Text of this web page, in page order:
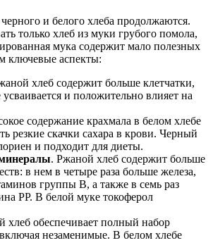
и белого хлеба продолжаются.
только хлеб из муки грубого помола,
мука содержит мало полезных
ключевые аспекты:
хлеб содержит больше клетчатки,
и положительно влияет на
содержание крахмала в белом хлебе
резкие скачки сахара в крови. Черный
и подходит для диеты.
. Ржаной хлеб содержит больше
в нем в четыре раза больше железа,
группы В, а также в семь раз
РР. В белой муке токоферол
хлеб обеспечивает полный набор
незаменимые. В белом хлебе